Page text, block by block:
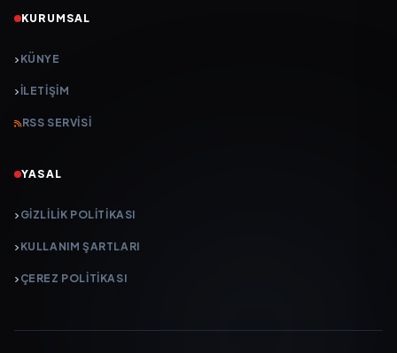
KURUMSAL
KÜNYE
İLETIŞIM
RSS SERVISI
YASAL
GIZLILIK POLITIKASI
KULLANIM ŞARTLARI
ÇEREZ POLITIKASI